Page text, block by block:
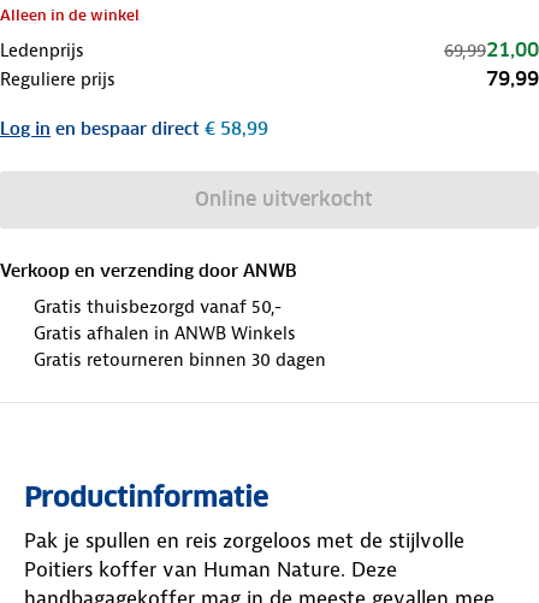
Alleen in de winkel
Ledenprijs 69,9921,00
Reguliere prijs 79,99
Log in en bespaar direct € 58,99
Online uitverkocht
Verkoop en verzending door ANWB
Gratis thuisbezorgd vanaf 50,-
Gratis afhalen in ANWB Winkels
Gratis retourneren binnen 30 dagen
Productinformatie
Pak je spullen en reis zorgeloos met de stijlvolle
Poitiers koffer van Human Nature. Deze